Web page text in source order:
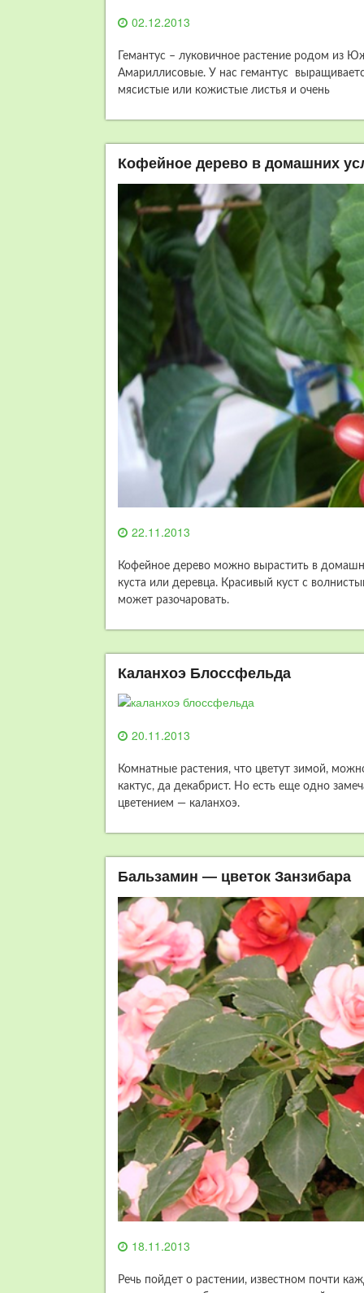
02.12.2013
Гемантус – луковичное растение родом из
Амариллисовые. У нас гемантус
мясистые или кожистые листья и очень
Кофейное дерево в домашних
22.11.2013
Кофейное дерево можно вырастить в
куста или деревца. Красивый куст с
может разочаровать.
Каланхоэ Блоссфельда
20.11.2013
Комнатные растения, что цветут зимой,
кактус, да декабрист. Но есть еще одно
цветением — каланхоэ.
Бальзамин — цветок Занзибара
18.11.2013
Речь пойдет о растении, известном почти